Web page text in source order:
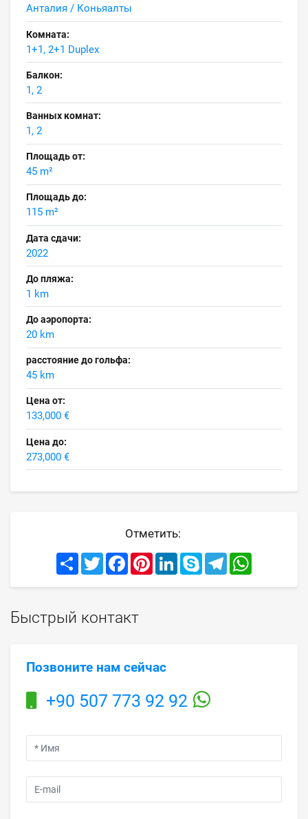
Анталия / Коньяалты
Комната:
1+1, 2+1 Duplex
Балкон:
1, 2
Ванных комнат:
1, 2
Площадь от:
45 m²
Площадь до:
115 m²
Дата сдачи:
2022
До пляжа:
1 km
До аэропорта:
20 km
расстояние до гольфа:
45 km
Цена от:
133,000 €
Цена до:
273,000 €
Отметить:
Share TwitterFacebookPinterestLinkedInSkype Telegram
Быстрый контакт
Позвоните нам сейчас
+90 507 773 92 92